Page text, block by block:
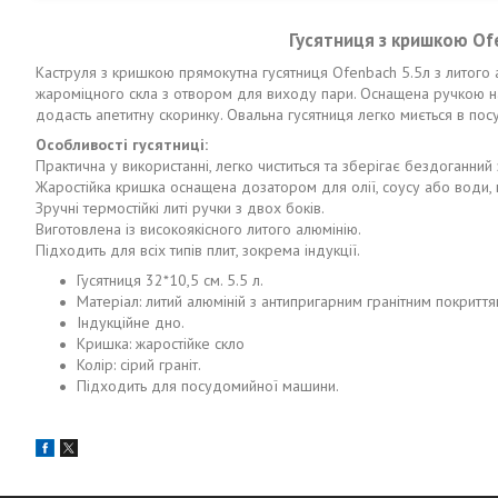
Гусятниця з кришкою
Каструля з кришкою прямокутна гусятниця Ofenbach 5.5л з литого
жароміцного скла з отвором для виходу пари. Оснащена ручкою
додасть апетитну скоринку. Овальна гусятниця легко миється в
Особливості гусятниці:
Практична у використанні, легко чиститься та зберігає
Жаростійка кришка оснащена дозатором для олії, соусу або
Зручні термостійкі литі ручки з двох боків.
Виготовлена із високоякісного литого алюмінію.
Підходить для всіх типів плит, зокрема індукції.
Гусятниця 32*10,5 см. 5.5 л.
Матеріал: литий алюміній з антипригарним гранітним
Індукційне дно.
Кришка: жаростійке скло
Колір: сірий граніт.
Підходить для посудомийної машини.